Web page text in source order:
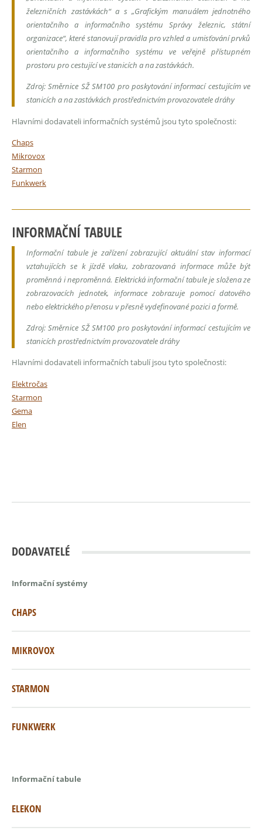
železničních zastávkách“ a s „Grafickým manuálem jednotného
orientačního a informačního systému Správy železnic, státní
organizace“, které stanovují pravidla pro vzhled a umisťování prvků
orientačního a informačního systému ve veřejně přístupném
prostoru pro cestující ve stanicích a na zastávkách.
Zdroj: Směrnice SŽ SM100 pro poskytování informací cestujícím ve
stanicích a na zastávkách prostřednictvím provozovatele dráhy
Hlavními dodavateli informačních systémů jsou tyto společnosti:
Chaps
Mikrovox
Starmon
Funkwerk
INFORMAČNÍ TABULE
Informační tabule je zařízení zobrazující aktuální stav informací
vztahujících se k jízdě vlaku, zobrazovaná informace může být
proměnná i neproměnná. Elektrická informační tabule je složena ze
zobrazovacích jednotek, informace zobrazuje pomocí datového
nebo elektrického přenosu v přesně vydefinované pozici a formě.
Zdroj: Směrnice SŽ SM100 pro poskytování informací cestujícím ve
stanicích prostřednictvím provozovatele dráhy
Hlavními dodavateli informačních tabulí jsou tyto společnosti:
Elektročas
Starmon
Gema
Elen
DODAVATELÉ
Informační systémy
CHAPS
MIKROVOX
STARMON
FUNKWERK
Informační tabule
ELEKON